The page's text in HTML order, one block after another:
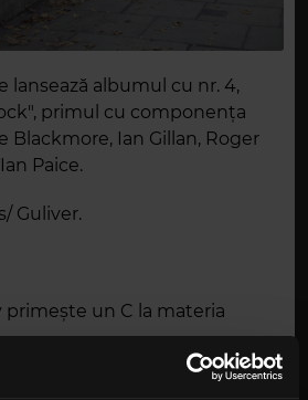
lansează albumul cu nr. 4,
primul cu componența
Blackmore, Ian Gillan, Roger
Paice.
Guliver.
primește un C la materia